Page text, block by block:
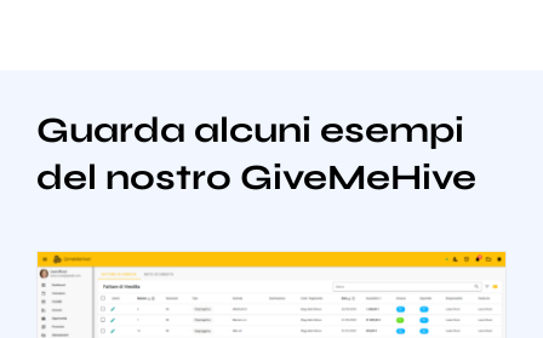
Guarda alcuni esempi
del nostro GiveMeHive